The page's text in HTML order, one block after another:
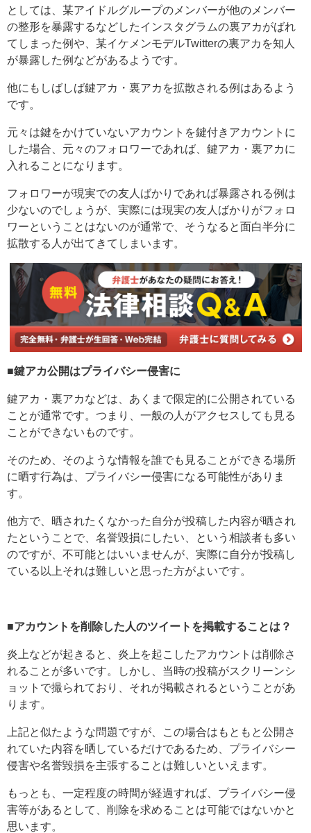
としては、某アイドルグループのメンバーが他のメンバー
の整形を暴露するなどしたインスタグラムの裏アカがばれ
てしまった例や、某イケメンモデルTwitterの裏アカを知人
が暴露した例などがあるようです。
他にもしばしば鍵アカ・裏アカを拡散される例はあるよう
です。
元々は鍵をかけていないアカウントを鍵付きアカウントに
した場合、元々のフォロワーであれば、鍵アカ・裏アカに
入れることになります。
フォロワーが現実での友人ばかりであれば暴露される例は
少ないのでしょうが、実際には現実の友人ばかりがフォロ
ワーということはないのが通常で、そうなると面白半分に
拡散する人が出てきてしまいます。
■鍵アカ公開はプライバシー侵害に
鍵アカ・裏アカなどは、あくまで限定的に公開されている
ことが通常です。つまり、一般の人がアクセスしても見る
ことができないものです。
そのため、そのような情報を誰でも見ることができる場所
に晒す行為は、プライバシー侵害になる可能性がありま
す。
他方で、晒されたくなかった自分が投稿した内容が晒され
たということで、名誉毀損にしたい、という相談者も多い
のですが、不可能とはいいませんが、実際に自分が投稿し
ている以上それは難しいと思った方がよいです。
■アカウントを削除した人のツイートを掲載することは？
炎上などが起きると、炎上を起こしたアカウントは削除さ
れることが多いです。しかし、当時の投稿がスクリーンシ
ョットで撮られており、それが掲載されるということがあ
ります。
上記と似たような問題ですが、この場合はもともと公開さ
れていた内容を晒しているだけであるため、プライバシー
侵害や名誉毀損を主張することは難しいといえます。
もっとも、一定程度の時間が経過すれば、プライバシー侵
害等があるとして、削除を求めることは可能ではないかと
思います。